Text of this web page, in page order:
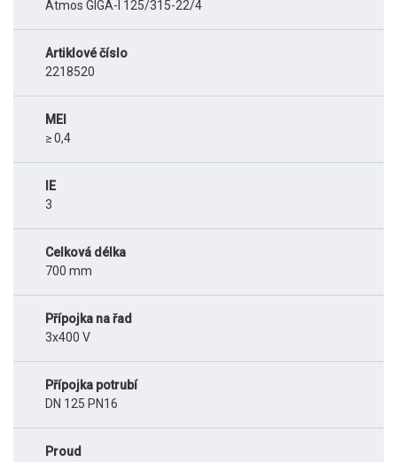
Atmos GIGA-I 125/315-22/4
Artiklové číslo
2218520
MEI
≥ 0,4
IE
3
Celková délka
700 mm
Přípojka na řad
3x400 V
Přípojka potrubí
DN 125 PN16
Proud